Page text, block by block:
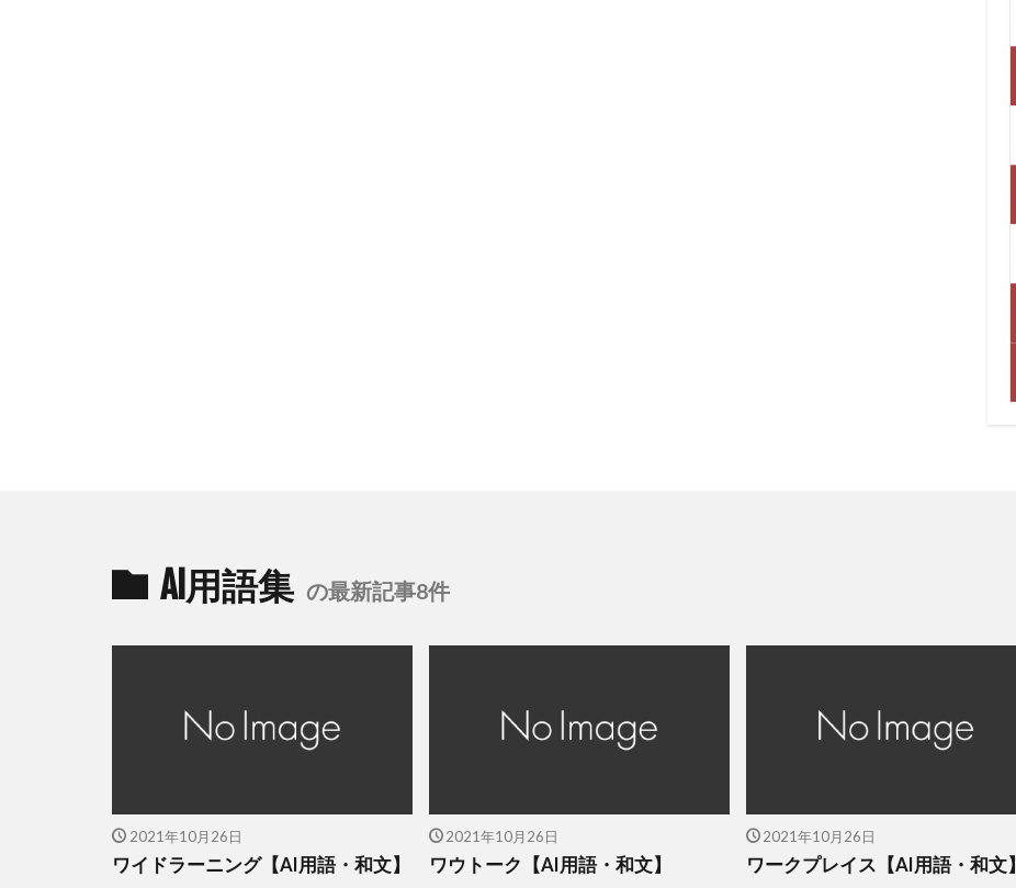
AI用語集 の最新記事8件
2021年10月26日
ワイドラーニング【AI用語・和文】
2021年10月26日
ワウトーク【AI用語・和文】
2021年10月26日
ワークプレイス【AI用語・和文】